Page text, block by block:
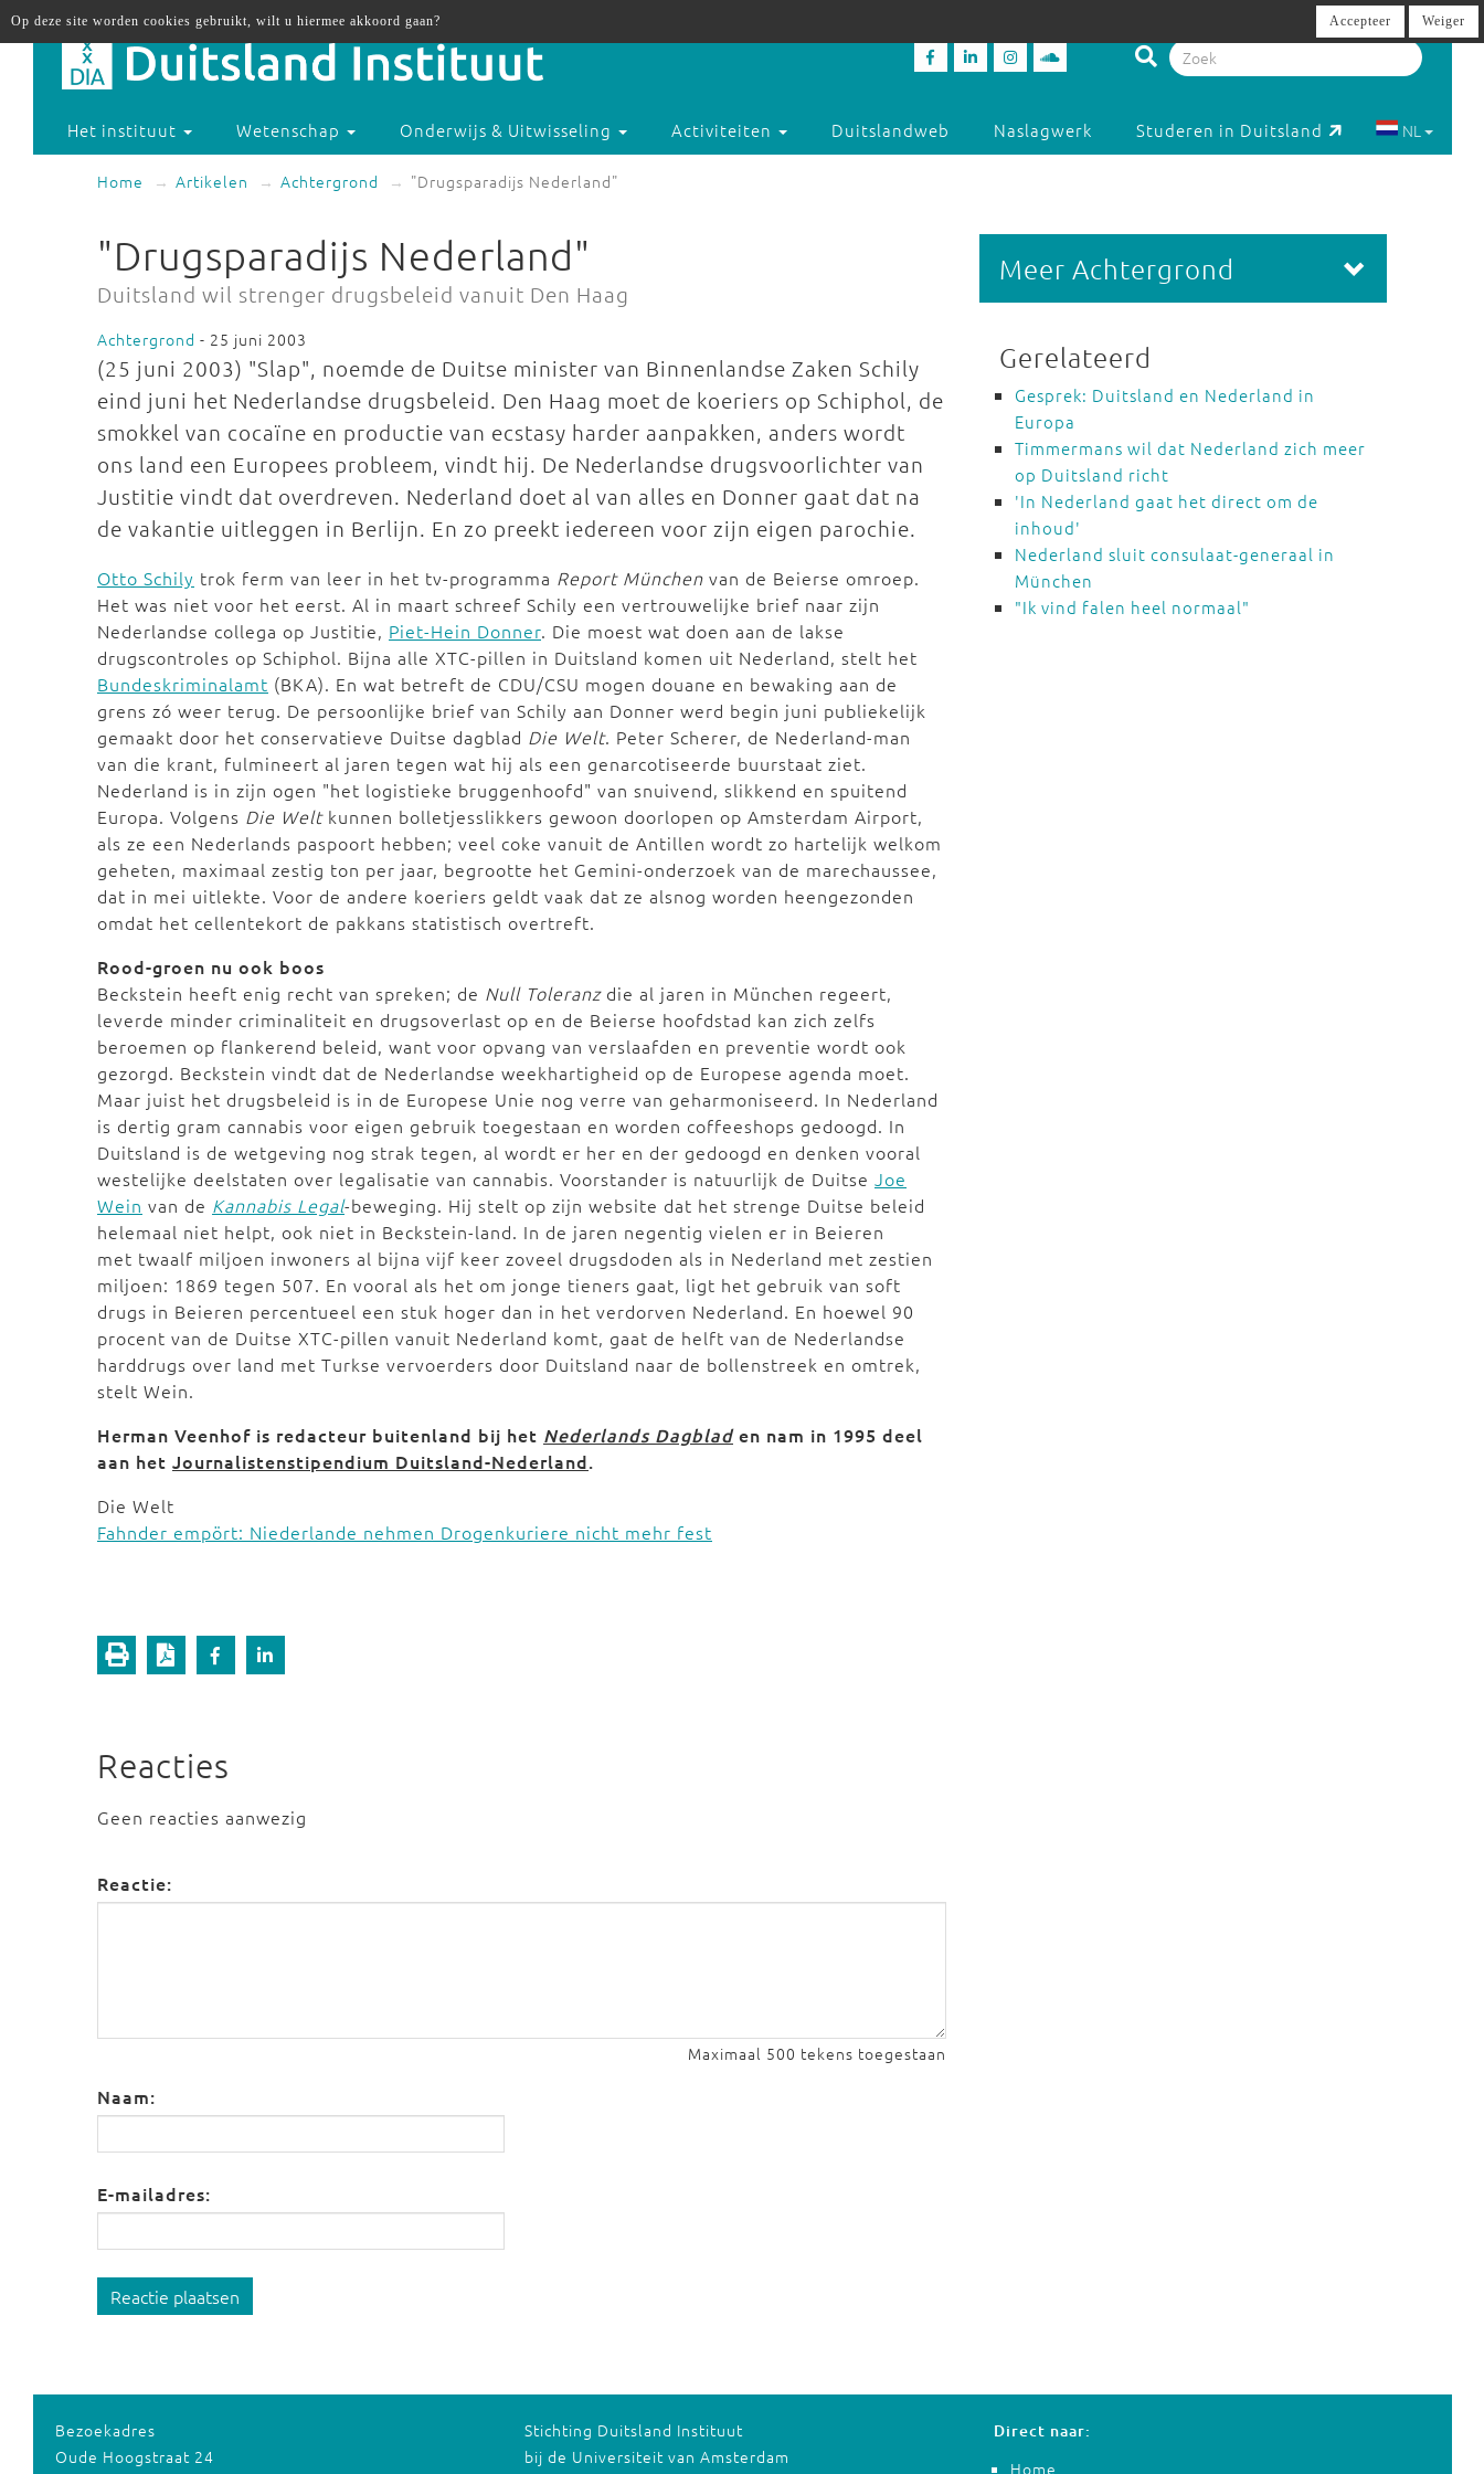
Het instituut Wetenschap Onderwijs & Uitwisseling Activiteiten Duitslandweb Naslagwerk Studeren in Duitsland NL
Home Artikelen Achtergrond "Drugsparadijs Nederland"
"Drugsparadijs Nederland"
Duitsland wil strenger drugsbeleid vanuit Den Haag
Achtergrond - 25 juni 2003
(25 juni 2003) "Slap", noemde de Duitse minister van Binnenlandse Zaken Schily
eind juni het Nederlandse drugsbeleid. Den Haag moet de koeriers op Schiphol, de
smokkel van cocaïne en productie van ecstasy harder aanpakken, anders wordt
ons land een Europees probleem, vindt hij. De Nederlandse drugsvoorlichter van
Justitie vindt dat overdreven. Nederland doet al van alles en Donner gaat dat na
de vakantie uitleggen in Berlijn. En zo preekt iedereen voor zijn eigen parochie.
Otto Schily trok ferm van leer in het tv-programma Report München van de Beierse omroep.
Het was niet voor het eerst. Al in maart schreef Schily een vertrouwelijke brief naar zijn
Nederlandse collega op Justitie, Piet-Hein Donner. Die moest wat doen aan de lakse
drugscontroles op Schiphol. Bijna alle XTC-pillen in Duitsland komen uit Nederland, stelt het
Bundeskriminalamt (BKA). En wat betreft de CDU/CSU mogen douane en bewaking aan de
grens zó weer terug. De persoonlijke brief van Schily aan Donner werd begin juni publiekelijk
gemaakt door het conservatieve Duitse dagblad Die Welt. Peter Scherer, de Nederland-man
van die krant, fulmineert al jaren tegen wat hij als een genarcotiseerde buurstaat ziet.
Nederland is in zijn ogen "het logistieke bruggenhoofd" van snuivend, slikkend en spuitend
Europa. Volgens Die Weltkunnen bolletjesslikkers gewoon doorlopen op Amsterdam Airport,
als ze een Nederlands paspoort hebben; veel coke vanuit de Antillen wordt zo hartelijk welkom
geheten, maximaal zestig ton per jaar, begrootte het Gemini-onderzoek van de marechaussee,
dat in mei uitlekte. Voor de andere koeriers geldt vaak dat ze alsnog worden heengezonden
omdat het cellentekort de pakkans statistisch overtreft.
Rood-groen nu ook boos
Beckstein heeft enig recht van spreken; de Null Toleranzdie al jaren in München regeert,
leverde minder criminaliteit en drugsoverlast op en de Beierse hoofdstad kan zich zelfs
beroemen op flankerend beleid, want voor opvang van verslaafden en preventie wordt ook
gezorgd. Beckstein vindt dat de Nederlandse weekhartigheid op de Europese agenda moet.
Maar juist het drugsbeleid is in de Europese Unie nog verre van geharmoniseerd. In Nederland
is dertig gram cannabis voor eigen gebruik toegestaan en worden coffeeshops gedoogd. In
Duitsland is de wetgeving nog strak tegen, al wordt er her en der gedoogd en denken vooral
westelijke deelstaten over legalisatie van cannabis. Voorstander is natuurlijk de Duitse Joe
Wein van de Kannabis Legal-beweging. Hij stelt op zijn website dat het strenge Duitse beleid
helemaal niet helpt, ook niet in Beckstein-land. In de jaren negentig vielen er in Beieren
met twaalf miljoen inwoners al bijna vijf keer zoveel drugsdoden als in Nederland met zestien
miljoen: 1869 tegen 507. En vooral als het om jonge tieners gaat, ligt het gebruik van soft
drugs in Beieren percentueel een stuk hoger dan in het verdorven Nederland. En hoewel 90
procent van de Duitse XTC-pillen vanuit Nederland komt, gaat de helft van de Nederlandse
harddrugs over land met Turkse vervoerders door Duitsland naar de bollenstreek en omtrek,
stelt Wein.
Herman Veenhof is redacteur buitenland bij het Nederlands Dagbladen nam in 1995 deel
aan het Journalistenstipendium Duitsland-Nederland.
Die Welt
Fahnder empört: Niederlande nehmen Drogenkuriere nicht mehr fest
Reacties
Geen reacties aanwezig
Reactie:
Maximaal 500 tekens toegestaan
Naam:
E-mailadres:
Reactie plaatsen
Meer Achtergrond
Gerelateerd
Gesprek: Duitsland en Nederland in
Europa
Timmermans wil dat Nederland zich meer
op Duitsland richt
'In Nederland gaat het direct om de
inhoud'
Nederland sluit consulaat-generaal in
München
"Ik vind falen heel normaal"
Bezoekadres
Oude Hoogstraat 24
Stichting Duitsland Instituut
bij de Universiteit van Amsterdam
Direct naar:
Home
Op deze site worden cookies gebruikt, wilt u hiermee akkoord gaan? Accepteer Weiger